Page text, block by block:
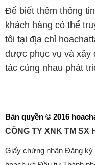
Để biết thêm thông
khách hàng có thể
tôi tại địa chỉ
được phục vụ và xây
tác cùng nhau phát
Bản quyền © 2016
CÔNG TY XNK TM SX
Giấy chứng nhận Đăng ký